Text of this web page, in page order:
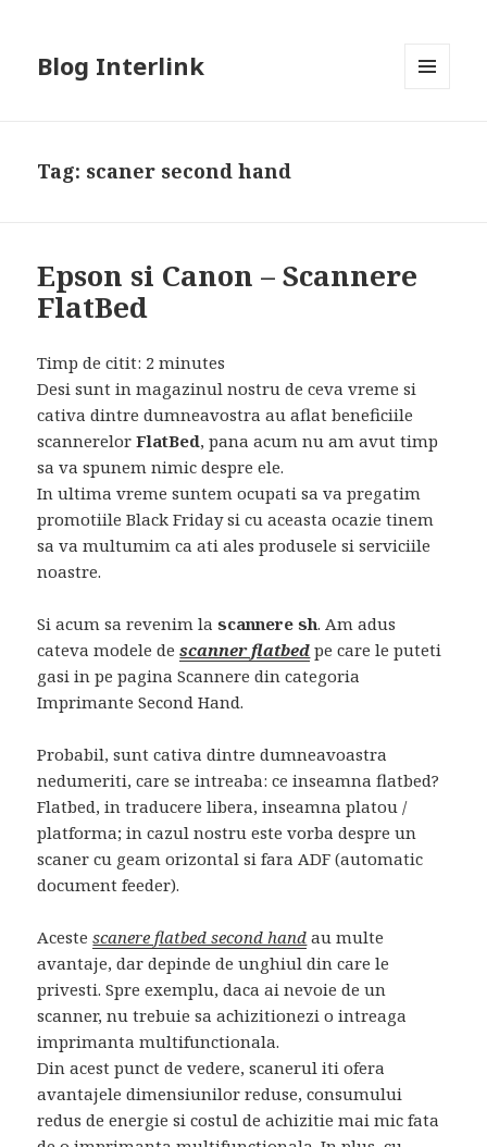
Blog Interlink
Tag: scaner second hand
Epson si Canon – Scannere
FlatBed
Timp de citit: 2 minutes
Desi sunt in magazinul nostru de ceva vreme si
cativa dintre dumneavostra au aflat beneficiile
scannerelorFlatBed, pana acum nu am avut timp
sa va spunem nimic despre ele.
In ultima vreme suntem ocupati sa va pregatim
promotiile Black Friday si cu aceasta ocazie tinem
sa va multumim ca ati ales produsele si serviciile
noastre.
Si acum sa revenim lascannere sh. Am adus
cateva modele descanner flatbed pe care le puteti
gasi in pe pagina Scannere din categoria
Imprimante Second Hand.
Probabil, sunt cativa dintre dumneavoastra
nedumeriti, care se intreaba: ce inseamna flatbed?
Flatbed, in traducere libera, inseamna platou /
platforma; in cazul nostru este vorba despre un
scaner cu geam orizontal si fara ADF (automatic
document feeder).
Acestescanere flatbed second hand au multe
avantaje, dar depinde de unghiul din care le
privesti. Spre exemplu, daca ai nevoie de un
scanner, nu trebuie sa achizitionezi o intreaga
imprimanta multifunctionala.
Din acest punct de vedere, scanerul iti ofera
avantajele dimensiunilor reduse, consumului
redus de energie si costul de achizitie mai mic fata